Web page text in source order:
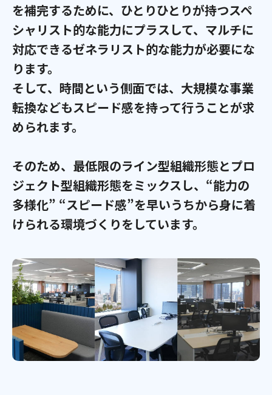
を補完するために、 ひとりひとりが持つスペ
シャリスト的な能力にプラスして、マルチに
対応できるゼネラリスト的な能力が必要にな
ります。
そして、時間という側面では、大規模な事業
転換などもスピード感を持って行うことが求
められます。
そのため、最低限のライン型組織形態とプロ
ジェクト型組織形態をミックスし、 “能力の
多様化” “スピード感”を早いうちから身に着
けられる環境づくりをしています。